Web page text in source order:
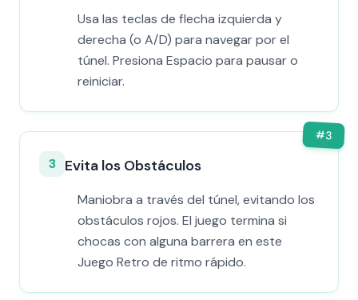
Usa las teclas de flecha izquierda y
derecha (o A/D) para navegar por el
túnel. Presiona Espacio para pausar o
reiniciar.
#3
3 Evita los Obstáculos
Maniobra a través del túnel, evitando los
obstáculos rojos. El juego termina si
chocas con alguna barrera en este
Juego Retro de ritmo rápido.